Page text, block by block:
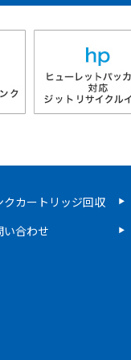
クカートリッジ回収
い合わせ